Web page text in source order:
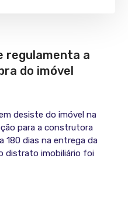
regulamenta a
do imóvel
desiste do imóvel na
para a construtora
180 dias na entrega da
distrato imobiliário foi